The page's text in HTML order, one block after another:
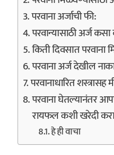
परवाना अर्जाची फी:
परवान्यासाठी अर्ज कसा
किती दिवसात परवाना
परवाना अर्ज देखील
परवानाधारित
परवाना घेतल्यानंतर
रायफल कशी खरेदी
हे ही वाचा